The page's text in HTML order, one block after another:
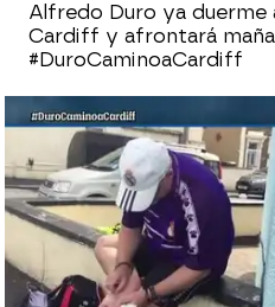
Alfredo Duro ya
Cardiff y afrontará
#DuroCaminoaCardiff
mega
Madrid